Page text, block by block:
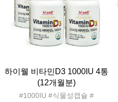
하이웰 비타민D3 1000IU 4통
(12개월분)
#1000IU #식물성캡슐 #